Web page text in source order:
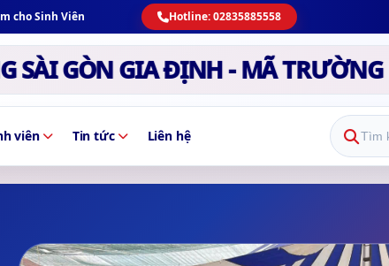
cho Sinh Viên Hotline: 02835885558
GIA ĐỊNH - MÃ TRƯỜNG D53
viên Tin tức Liên hệ